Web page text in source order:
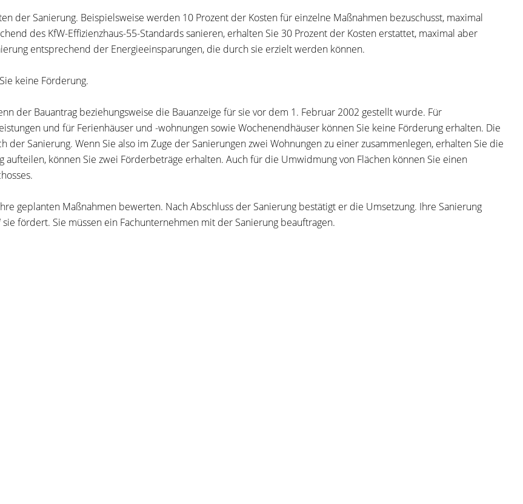
der Sanierung. Beispielsweise werden 10 Prozent der Kosten für einzelne Maßnahmen bezuschusst, maximal
des KfW-Effizienzhaus-55-Standards sanieren, erhalten Sie 30 Prozent der Kosten erstattet, maximal aber
entsprechend der Energieeinsparungen, die durch sie erzielt werden können.
keine Förderung.
der Bauantrag beziehungsweise die Bauanzeige für sie vor dem 1. Februar 2002 gestellt wurde. Für
und für Ferienhäuser und -wohnungen sowie Wochenendhäuser können Sie keine Förderung erhalten. Die
Sanierung. Wenn Sie also im Zuge der Sanierungen zwei Wohnungen zu einer zusammenlegen, erhalten Sie die
können Sie zwei Förderbeträge erhalten. Auch für die Umwidmung von Flächen können Sie einen
geplanten Maßnahmen bewerten. Nach Abschluss der Sanierung bestätigt er die Umsetzung. Ihre Sanierung
fördert. Sie müssen ein Fachunternehmen mit der Sanierung beauftragen.